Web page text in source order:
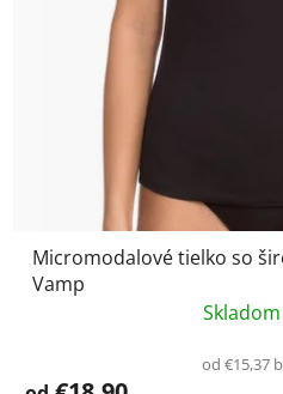
Micromodalové tielko so
Vamp
Skladom
od €15,37